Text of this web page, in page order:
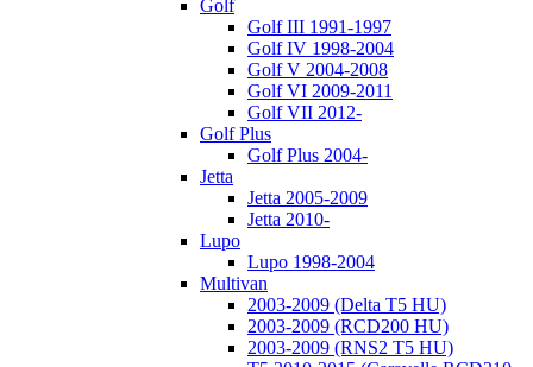
Golf
Golf III 1991-1997
Golf IV 1998-2004
Golf V 2004-2008
Golf VI 2009-2011
Golf VII 2012-
Golf Plus
Golf Plus 2004-
Jetta
Jetta 2005-2009
Jetta 2010-
Lupo
Lupo 1998-2004
Multivan
2003-2009 (Delta T5 HU)
2003-2009 (RCD200 HU)
2003-2009 (RNS2 T5 HU)